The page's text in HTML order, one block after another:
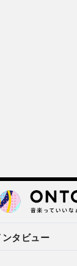
ンタビュー